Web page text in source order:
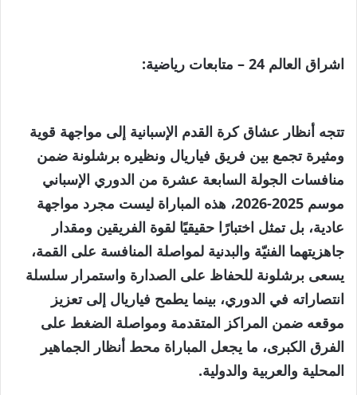
اشراق العالم 24 – متابعات رياضية:
تتجه أنظار عشاق كرة القدم الإسبانية إلى مواجهة قوية
ومثيرة تجمع بين فريق فياريال ونظيره برشلونة ضمن
منافسات الجولة السابعة عشرة من الدوري الإسباني
موسم 2025-2026، هذه المباراة ليست مجرد مواجهة
عادية، بل تمثل اختبارًا حقيقيًا لقوة الفريقين ومقدار
جاهزيتهما الفنيّة والبدنية لمواصلة المنافسة على القمة،
يسعى برشلونة للحفاظ على الصدارة واستمرار سلسلة
انتصاراته في الدوري، بينما يطمح فياريال إلى تعزيز
موقعه ضمن المراكز المتقدمة ومواصلة الضغط على
الفرق الكبرى، ما يجعل المباراة محط أنظار الجماهير
المحلية والعربية والدولية.